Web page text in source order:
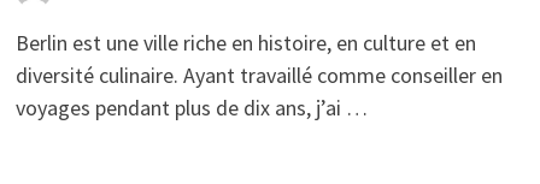
Berlin est une ville riche en histoire, en culture et en
diversité culinaire. Ayant travaillé comme conseiller en
voyages pendant plus de dix ans, j’ai …